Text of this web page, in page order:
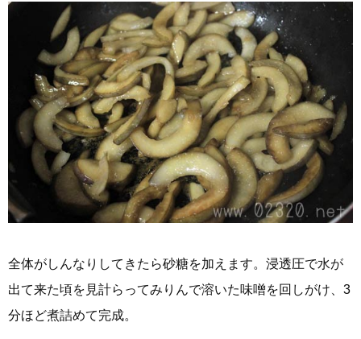
全体がしんなりしてきたら砂糖を加えます。浸透圧で水が
出て来た頃を見計らってみりんで溶いた味噌を回しがけ、3
分ほど煮詰めて完成。